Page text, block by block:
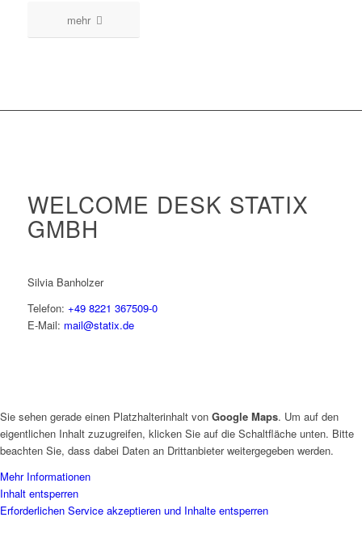
mehr
WELCOME DESK STATIX
GMBH
Silvia Banholzer
Telefon: +49 8221 367509-0
E-Mail: mail@statix.de
Sie sehen gerade einen Platzhalterinhalt von Google Maps. Um auf den
eigentlichen Inhalt zuzugreifen, klicken Sie auf die Schaltfläche unten. Bitte
beachten Sie, dass dabei Daten an Drittanbieter weitergegeben werden.
Mehr Informationen
Inhalt entsperren
Erforderlichen Service akzeptieren und Inhalte entsperren